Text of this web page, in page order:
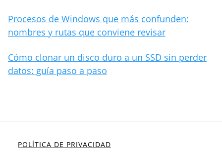
Procesos de Windows que más confunden:
nombres y rutas que conviene revisar
Cómo clonar un disco duro a un SSD sin perder
datos: guía paso a paso
POLÍTICA DE PRIVACIDAD